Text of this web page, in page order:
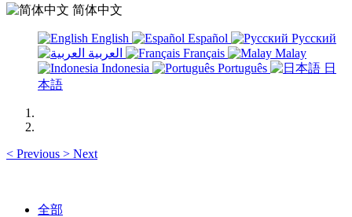
简体中文
English Español
Русский
Français
Malay
Indonesia
Português
日
本語
< Previous > Next
全部